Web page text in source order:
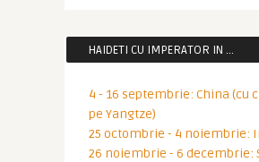
HAIDETI CU IMPERATOR IN …
4 - 16 septembrie: China (cu
pe Yangtze)
25 octombrie - 4 noiembrie:
26 noiembrie - 6 decembrie: